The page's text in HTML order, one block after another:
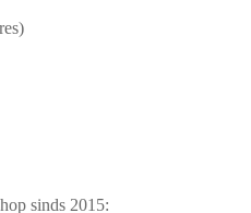
sinds 2015: